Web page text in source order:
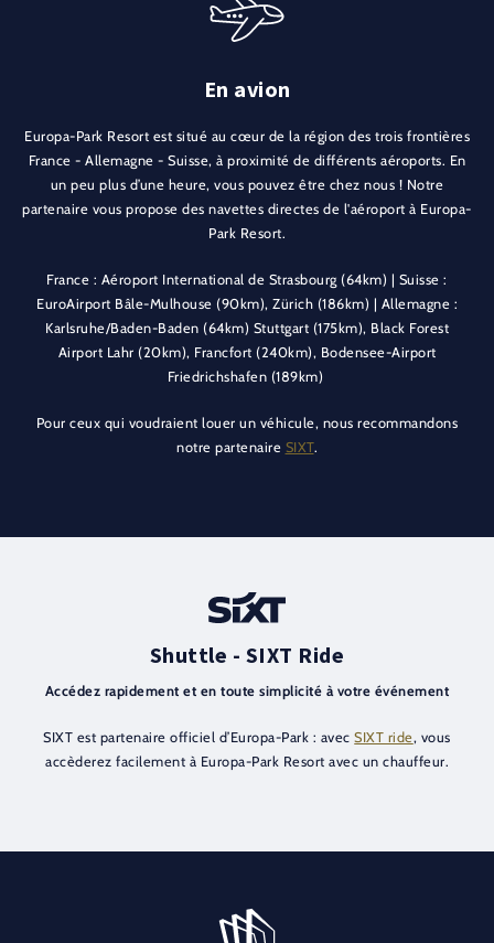
En avion
Europa-Park Resort est situé au cœur de la région des trois frontières
France - Allemagne - Suisse, à proximité de différents aéroports. En
un peu plus d’une heure, vous pouvez être chez nous ! Notre
partenaire vous propose des navettes directes de l'aéroport à Europa-
Park Resort.
France : Aéroport International de Strasbourg (64km) | Suisse :
EuroAirport Bâle-Mulhouse (90km), Zürich (186km) | Allemagne :
Karlsruhe/Baden-Baden (64km) Stuttgart (175km), Black Forest
Airport Lahr (20km), Francfort (240km), Bodensee-Airport
Friedrichshafen (189km)
Pour ceux qui voudraient louer un véhicule, nous recommandons
notre partenaire SIXT.
Shuttle - SIXT Ride
Accédez rapidement et en toute simplicité à votre événement
SIXT est partenaire officiel d’Europa-Park : avecSIXT ride, vous
accèderez facilement à Europa-Park Resort avec un chauffeur.